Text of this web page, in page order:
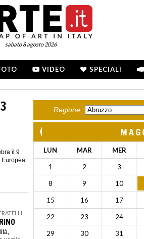
sabato 8 agosto 2026
VIDEO SPECIALI
il 9
Regione
LUN MAR MER
1 2 3
8 9 10
15 16 17
22 23 24
29 30 31